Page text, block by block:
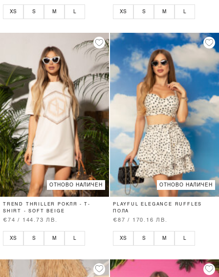
XS S M L XS S M L
ОТНОВО НАЛИЧЕН
TREND THRILLER РОКЛЯ - T-
SHIRT - SOFT BEIGE
€74 / 144.73 ЛВ.
XS S M
ОТНОВО НАЛИЧЕН
PLAYFUL ELEGANCE RUFFLES
ПОЛА
€87 / 170.16 ЛВ.
XS S M